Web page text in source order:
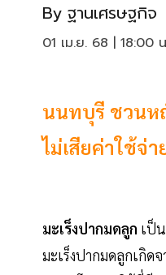
By ฐานเศรษฐกิจ
01 เม.ย. 68 | 18:00
นนทบุรี ชวนห
ไม่เสียค่าใช้จ่
มะเร็งปากมดลูก เป็
มะเร็งปากมดลูกเกิด